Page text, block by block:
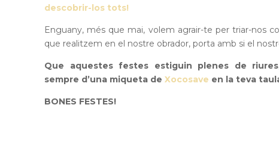
descobrir-los tots!
Enguany, més que mai, volem agrair-te per triar-nos
que realitzem en el nostre obrador, porta amb si el
Que aquestes festes estiguin plenes de
sempre d’una miqueta de Xocosave en la teva
BONES FESTES!